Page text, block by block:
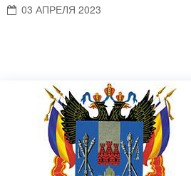
03 АПРЕЛЯ 2023